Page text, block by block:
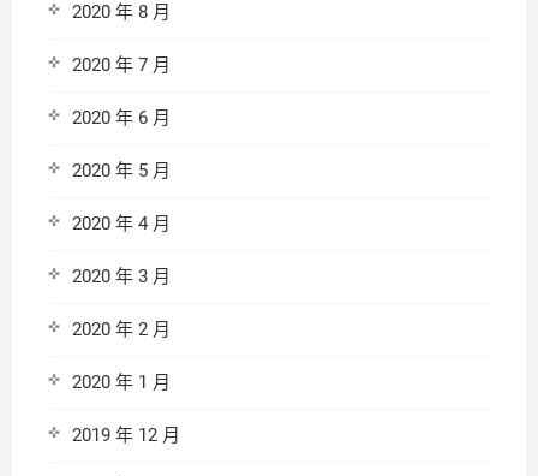
2020 年 8 月
2020 年 7 月
2020 年 6 月
2020 年 5 月
2020 年 4 月
2020 年 3 月
2020 年 2 月
2020 年 1 月
2019 年 12 月